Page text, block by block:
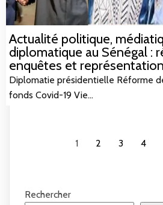
Actualité politique,
diplomatique au Sénégal :
enquêtes et
Diplomatie présidentielle Réforme
fonds Covid-19 Vie…
1 2 3 4
Rechercher